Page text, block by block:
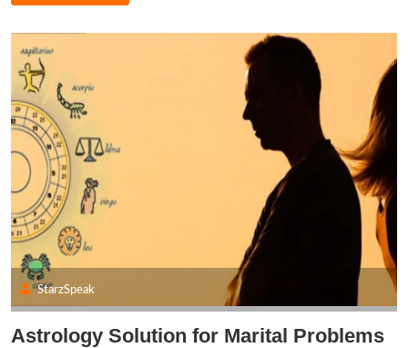
StarzSpeak
Astrology Solution for Marital Problems